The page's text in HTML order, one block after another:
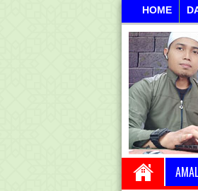
HOME